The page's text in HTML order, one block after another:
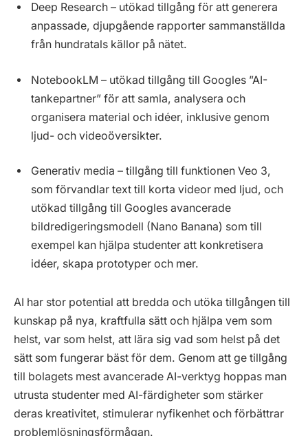
Deep Research – utökad tillgång för att generera
anpassade, djupgående rapporter sammanställda
från hundratals källor på nätet.
NotebookLM – utökad tillgång till Googles ”AI-
tankepartner” för att samla, analysera och
organisera material och idéer, inklusive genom
ljud- och videoöversikter.
Generativ media – tillgång till funktionen Veo 3,
som förvandlar text till korta videor med ljud, och
utökad tillgång till Googles avancerade
bildredigeringsmodell (Nano Banana) som till
exempel kan hjälpa studenter att konkretisera
idéer, skapa prototyper och mer.
AI har stor potential att bredda och utöka tillgången till
kunskap på nya, kraftfulla sätt och hjälpa vem som
helst, var som helst, att lära sig vad som helst på det
sätt som fungerar bäst för dem. Genom att ge tillgång
till bolagets mest avancerade AI-verktyg hoppas man
utrusta studenter med AI-färdigheter som stärker
deras kreativitet, stimulerar nyfikenhet och förbättrar
problemlösningsförmågan.